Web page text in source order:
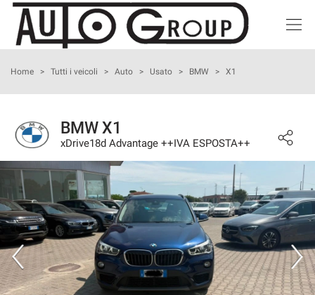
HOME
ACQUISTIAMO USATO
NOLEGGIO BREVE TERMINE
ASSISTENZA
I NOSTRI SERVIZI
Home > Tutti i veicoli > Auto > Usato > BMW > X1
BMW X1
xDrive18d Advantage ++IVA ESPOSTA++